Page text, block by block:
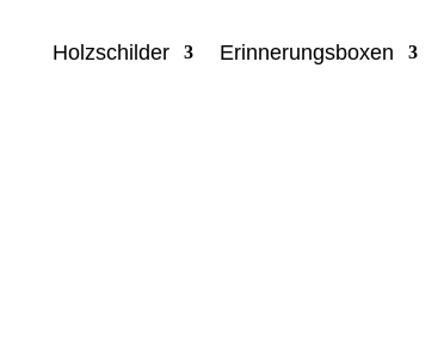
Holzschilder Erinnerungsboxen